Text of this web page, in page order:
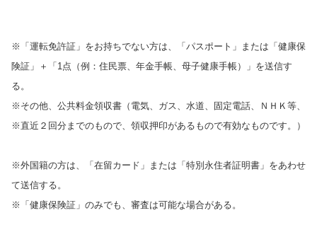
※「運転免許証」をお持ちでない方は、「パスポート」または「健康保
険証」＋「1点（例：住民票、年金手帳、母子健康手帳）」を送信す
る。
※その他、公共料金領収書（電気、ガス、水道、固定電話、ＮＨＫ等、
※直近２回分までのもので、領収押印があるもので有効なものです。）
※外国籍の方は、「在留カード」または「特別永住者証明書」をあわせ
て送信する。
※「健康保険証」のみでも、審査は可能な場合がある。